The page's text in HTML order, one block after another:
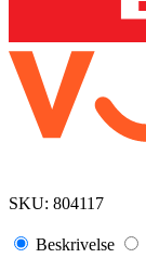
SKU: 804117
Beskrivelse